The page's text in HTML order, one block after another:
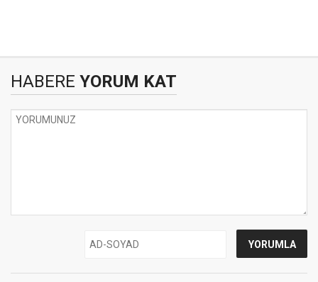
HABERE YORUM KAT